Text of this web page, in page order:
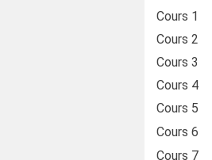
Cours 1
Cours 2
Cours 3
Cours 4
Cours 5
Cours 6
Cours 7